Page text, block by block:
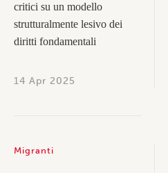
critici su un modello
strutturalmente lesivo dei
diritti fondamentali
14 Apr 2025
Migranti